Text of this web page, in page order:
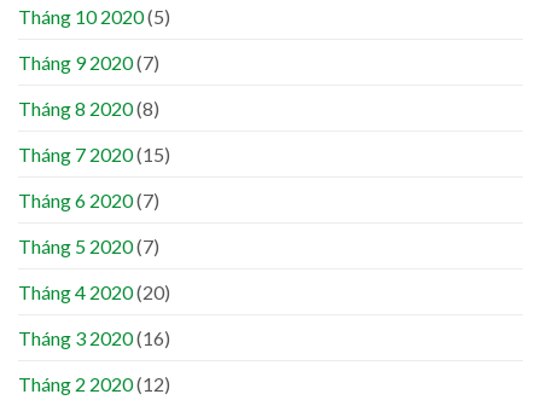
Tháng 10 2020(5)
Tháng 9 2020(7)
Tháng 8 2020(8)
Tháng 7 2020(15)
Tháng 6 2020(7)
Tháng 5 2020(7)
Tháng 4 2020(20)
Tháng 3 2020(16)
Tháng 2 2020(12)